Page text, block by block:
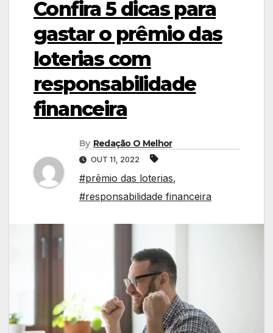
Confira 5 dicas para
gastar o prêmio das
loterias com
responsabilidade
financeira
By Redação O Melhor
OUT 11, 2022
#prêmio das loterias,
#responsabilidade financeira